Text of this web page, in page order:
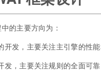
的主要方向为：
开发，主要关注主引擎的性
发，主要关注规则的全面可